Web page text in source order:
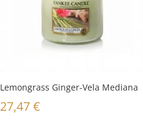
Lemongrass Ginger-Vela Mediana
27,47€